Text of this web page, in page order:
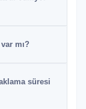
mı?
süresi